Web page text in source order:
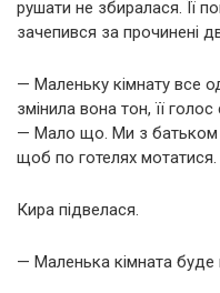
рушати не збиралася. Її
зачепився за прочинені
— Маленьку кімнату все
змінила вона тон, її
— Мало що. Ми з батьком
щоб по готелях мотатися.
Кира підвелася.
— Маленька кімната